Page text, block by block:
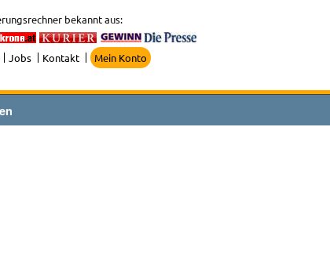
bekannt aus:
Jobs Kontakt Mein Konto